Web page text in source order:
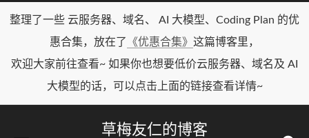
整理了一些 云服务器、域名、 AI 大模型、Coding Plan 的优
惠合集，放在了
《优惠合集》 这篇博客里，
欢迎大家前往查看~ 如果你也想要低价云服务器、域名及 AI
大模型的话，可以点击上面的链接查看详情~
草梅友仁的博客